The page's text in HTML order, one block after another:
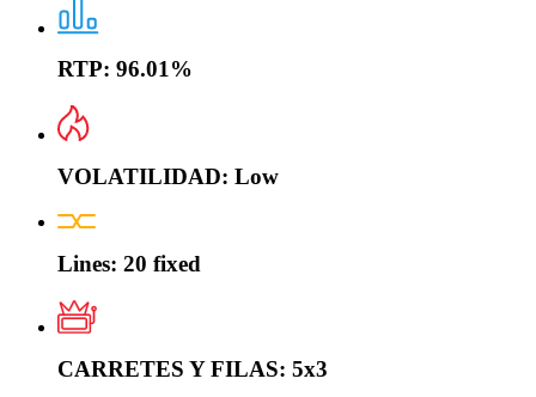
RTP: 96.01%
VOLATILIDAD: Low
Lines: 20 fixed
CARRETES Y FILAS: 5x3